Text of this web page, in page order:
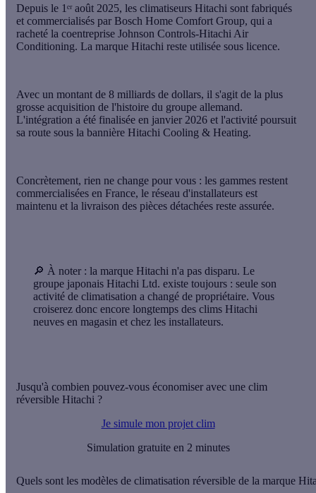
Depuis le 1ᵉʳaoût 2025, les climatiseurs Hitachi sont fabriqués
et commercialisés par Bosch Home Comfort Group, qui a
racheté la coentreprise Johnson Controls-Hitachi Air
Conditioning. La marque Hitachi reste utilisée sous licence.
Avec un montant de 8 milliards de dollars, il s'agit de la plus
grosse acquisition de l'histoire du groupe allemand.
L'intégration a été finalisée en janvier 2026 et l'activité poursuit
sa route sous la bannière Hitachi Cooling & Heating.
Concrètement, rien ne change pour vous : les gammes restent
commercialisées en France, le réseau d'installateurs est
maintenu et la livraison des pièces détachées reste assurée.
🔎 À noter : la marque Hitachi n'a pas disparu. Le
groupe japonais Hitachi Ltd. existe toujours : seule son
activité de climatisation a changé de propriétaire. Vous
croiserez donc encore longtemps des clims Hitachi
neuves en magasin et chez les installateurs.
Jusqu'à combien pouvez-vous économiser avec une clim
réversible Hitachi ?
Je simule mon projet clim
Simulation gratuite en 2 minutes
Quels sont les modèles de climatisation réversible de la marque